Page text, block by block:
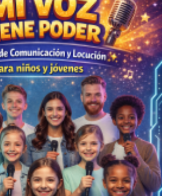
RELAJADO
6:00 AM